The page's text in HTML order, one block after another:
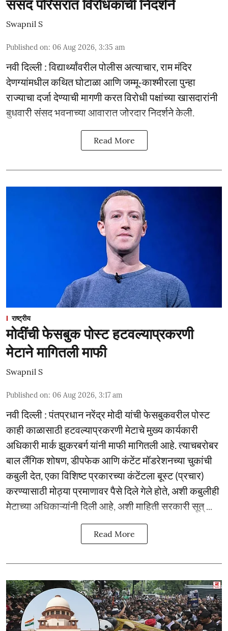
संसद परिसरात विरोधकांची निदर्शने
Swapnil S
Published on: 06 Aug 2026, 3:35 am
नवी दिल्ली : विद्यार्थ्यांवरील पोलीस अत्याचार, राम मंदिर
देणग्यांमधील कथित घोटाळा आणि जम्मू-काश्मीरला पुन्हा
राज्याचा दर्जा देण्याची मागणी करत विरोधी पक्षांच्या खासदारांनी
बुधवारी संसद भवनाच्या आवारात जोरदार निदर्शने केली.
Read More
राष्ट्रीय
मोदींची फेसबुक पोस्ट हटवल्याप्रकरणी
मेटाने मागितली माफी
Swapnil S
Published on: 06 Aug 2026, 3:17 am
नवी दिल्ली : पंतप्रधान नरेंद्र मोदी यांची फेसबुकवरील पोस्ट
काही काळासाठी हटवल्याप्रकरणी मेटाचे मुख्य कार्यकारी
अधिकारी मार्क झुकरबर्ग यांनी माफी मागितली आहे. त्याचबरोबर
बाल लैंगिक शोषण, डीपफेक आणि कंटेंट मॉडरेशनच्या चुकांची
कबुली देत, एका विशिष्ट प्रकारच्या कंटेंटला बूस्ट (प्रचार)
करण्यासाठी मोठ्या प्रमाणावर पैसे दिले गेले होते, अशी कबुलीही
मेटाच्या अधिकाऱ्यांनी दिली आहे, अशी माहिती सरकारी सूत् ...
Read More